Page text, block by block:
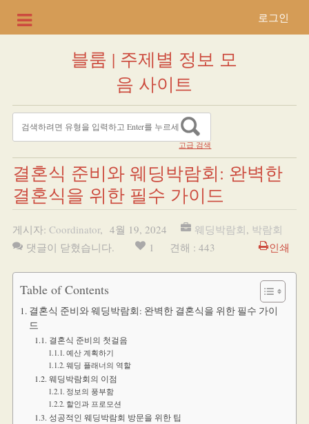
로그인
블룸 | 주제별 정보 모
음 사이트
고급 검색
결혼식 준비와 웨딩박람회: 완벽한
결혼식을 위한 필수 가이드
게시자: Coordinator, 4월 19, 2024 웨딩박람회, 박람회
댓글이 닫혔습니다.
1 견해 : 443 인쇄
Table of Contents
결혼식 준비와 웨딩박람회: 완벽한 결혼식을 위한 필수 가이
드
결혼식 준비의 첫걸음
예산 계획하기
웨딩 플래너의 역할
웨딩박람회의 이점
정보의 풍부함
할인과 프로모션
성공적인 웨딩박람회 방문을 위한 팁